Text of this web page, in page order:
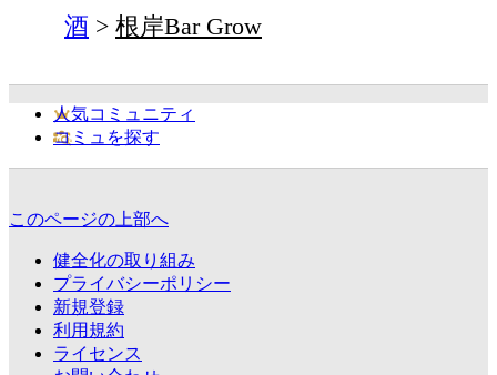
酒
根岸Bar Grow
人気コミュニティ
コミュを探す
このページの上部へ
健全化の取り組み
プライバシーポリシー
新規登録
利用規約
ライセンス